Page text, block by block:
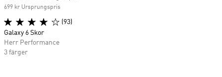
699 kr Ursprungspris
(93)
Galaxy 6 Skor
Herr Performance
3 färger